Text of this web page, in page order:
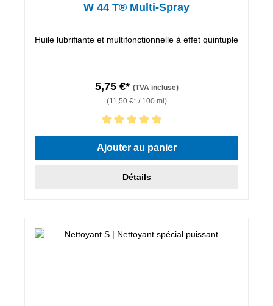
W 44 T® Multi-Spray
Huile lubrifiante et multifonctionnelle à effet quintuple
5,75 €* (TVA incluse)
(11,50 €* / 100 ml)
Note moyenne de 5 sur 5 étoiles
Ajouter au panier
Détails